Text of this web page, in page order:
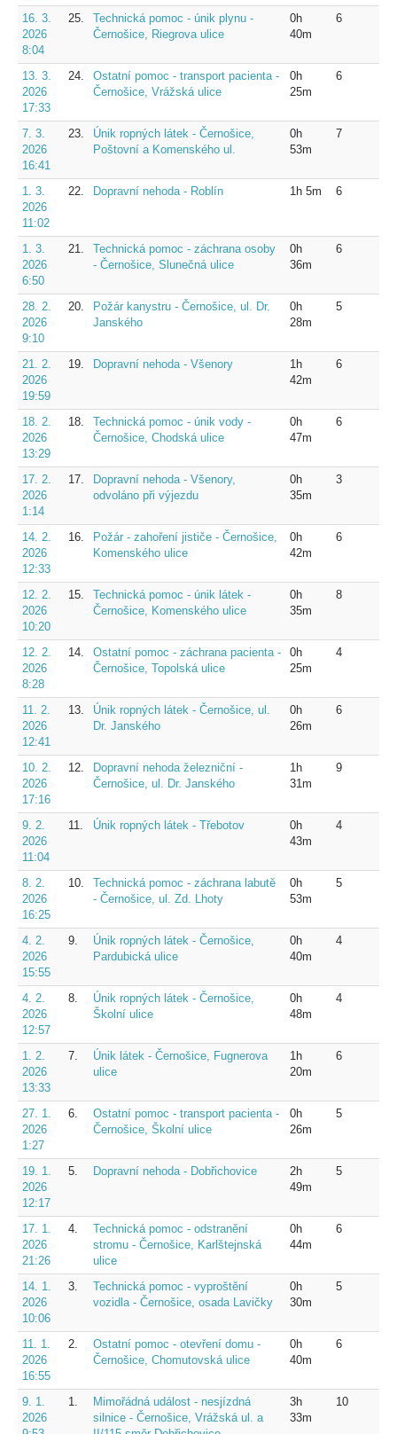
16. 3.
2026
8:04
25.
Technická pomoc - únik plynu -
Černošice, Riegrova ulice
0h
40m
6
13. 3.
2026
17:33
24.
Ostatní pomoc - transport pacienta -
Černošice, Vrážská ulice
0h
25m
6
7. 3.
2026
16:41
23.
Únik ropných látek - Černošice,
Poštovní a Komenského ul.
0h
53m
7
1. 3.
2026
11:02
22. Dopravní nehoda - Roblín 1h 5m 6
1. 3.
2026
6:50
21.
Technická pomoc - záchrana osoby
- Černošice, Slunečná ulice
0h
36m
6
28. 2.
2026
9:10
20.
Požár kanystru - Černošice, ul. Dr.
Janského
0h
28m
5
21. 2.
2026
19:59
19. Dopravní nehoda - Všenory
1h
42m
6
18. 2.
2026
13:29
18.
Technická pomoc - únik vody -
Černošice, Chodská ulice
0h
47m
6
17. 2.
2026
1:14
17.
Dopravní nehoda - Všenory,
odvoláno při výjezdu
0h
35m
3
14. 2.
2026
12:33
16.
Požár - zahoření jističe - Černošice,
Komenského ulice
0h
42m
6
12. 2.
2026
10:20
15.
Technická pomoc - únik látek -
Černošice, Komenského ulice
0h
35m
8
12. 2.
2026
8:28
14.
Ostatní pomoc - záchrana pacienta -
Černošice, Topolská ulice
0h
25m
4
11. 2.
2026
12:41
13.
Únik ropných látek - Černošice, ul.
Dr. Janského
0h
26m
6
10. 2.
2026
17:16
12.
Dopravní nehoda železniční -
Černošice, ul. Dr. Janského
1h
31m
9
9. 2.
2026
11:04
11. Únik ropných látek - Třebotov
0h
43m
4
8. 2.
2026
16:25
10.
Technická pomoc - záchrana labutě
- Černošice, ul. Zd. Lhoty
0h
53m
5
4. 2.
2026
15:55
9.
Únik ropných látek - Černošice,
Pardubická ulice
0h
40m
4
4. 2.
2026
12:57
8.
Únik ropných látek - Černošice,
Školní ulice
0h
48m
4
1. 2.
2026
13:33
7.
Únik látek - Černošice, Fugnerova
ulice
1h
20m
6
27. 1.
2026
1:27
6.
Ostatní pomoc - transport pacienta -
Černošice, Školní ulice
0h
26m
5
19. 1.
2026
12:17
5. Dopravní nehoda - Dobřichovice
2h
49m
5
17. 1.
2026
21:26
4.
Technická pomoc - odstranění
stromu - Černošice, Karlštejnská
ulice
0h
44m
6
14. 1.
2026
10:06
3.
Technická pomoc - vyproštění
vozidla - Černošice, osada Lavičky
0h
30m
5
11. 1.
2026
16:55
2.
Ostatní pomoc - otevření domu -
Černošice, Chomutovská ulice
0h
40m
6
9. 1.
2026
1.
Mimořádná událost - nesjízdná
silnice - Černošice, Vrážská ul. a
3h
33m
10